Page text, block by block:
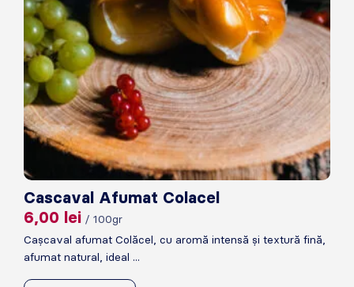
Cascaval Afumat Colacel
6,00 lei / 100gr
Cașcaval afumat Colăcel, cu aromă intensă și textură fină,
afumat natural, ideal ...